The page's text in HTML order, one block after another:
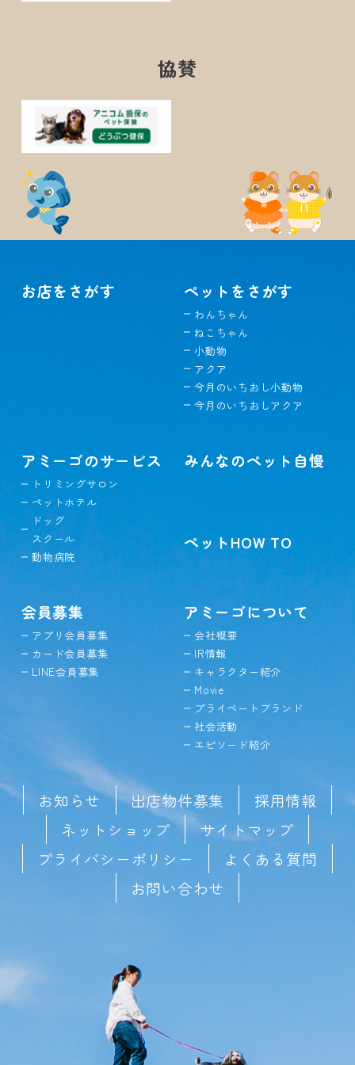
協賛
お店をさがす ペットをさがす
わんちゃん
ねこちゃん
小動物
アクア
今月のいちおし小動物
今月のいちおしアクア
アミーゴのサービス
トリミングサロン
ペットホテル
ドッグ
スクール
動物病院
みんなのペット自慢
ペットHOW TO
会員募集
アプリ会員募集
カード会員募集
LINE会員募集
アミーゴについて
会社概要
IR情報
キャラクター紹介
Movie
プライベートブランド
社会活動
エピソード紹介
お知らせ 出店物件募集
採用情報
ネットショップ
サイトマップ
プライバシーポリシー
よくある質問
お問い合わせ